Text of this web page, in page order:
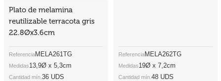
Plato de melamina
reutilizable terracota gris
22.8Øx3.6cm
ReferenciaMELA261TG
Medidas13,9Ø x 5,3cm
Cantidad mín. 36 UDS
ReferenciaMELA262TG
Medidas19Ø x 7,2cm
Cantidad mín. 48 UDS